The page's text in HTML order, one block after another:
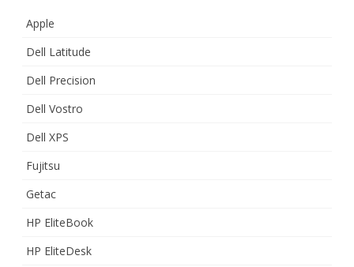
Apple
Dell Latitude
Dell Precision
Dell Vostro
Dell XPS
Fujitsu
Getac
HP EliteBook
HP EliteDesk